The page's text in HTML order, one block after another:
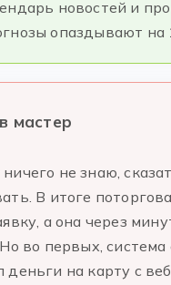
новостей и
опаздывают на
мастер
не знаю,
В итоге
а она через
во первых,
деньги на карту с